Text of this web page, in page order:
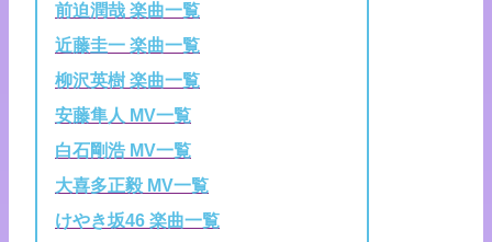
前迫潤哉 楽曲一覧
近藤圭一 楽曲一覧
柳沢英樹 楽曲一覧
安藤隼人 MV一覧
白石剛浩 MV一覧
大喜多正毅 MV一覧
けやき坂46 楽曲一覧